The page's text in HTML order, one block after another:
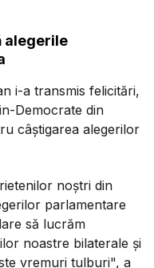
alegerile
i-a transmis felicitări,
Democrate din
câştigarea alegerilor
noştri din
parlamentare
să lucrăm
noastre bilaterale şi
vremuri tulburi", a